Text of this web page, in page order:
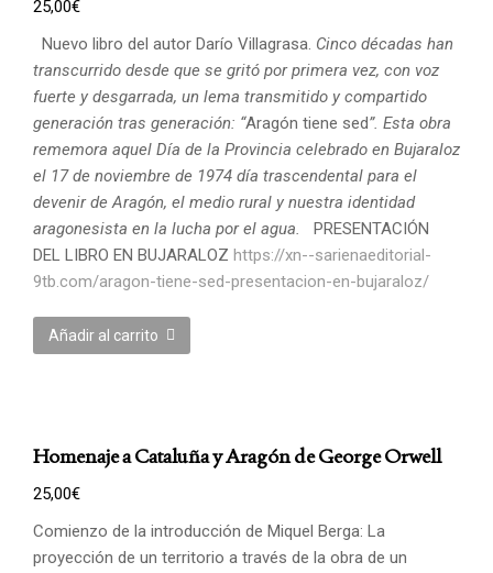
25,00€
Nuevo libro del autor Darío Villagrasa. Cinco décadas han
transcurrido desde que se gritó por primera vez, con voz
fuerte y desgarrada, un lema transmitido y compartido
generación tras generación: “Aragón tiene sed”. Esta obra
rememora aquel Día de la Provincia celebrado en Bujaraloz
el 17 de noviembre de 1974 día trascendental para el
devenir de Aragón, el medio rural y nuestra identidad
aragonesista en la lucha por el agua.
PRESENTACIÓN
DEL LIBRO EN BUJARALOZ https://xn--sarienaeditorial-
9tb.com/aragon-tiene-sed-presentacion-en-bujaraloz/
Añadir al carrito
Homenaje a Cataluña y Aragón de George Orwell
25,00€
Comienzo de la introducción de Miquel Berga: La
proyección de un territorio a través de la obra de un